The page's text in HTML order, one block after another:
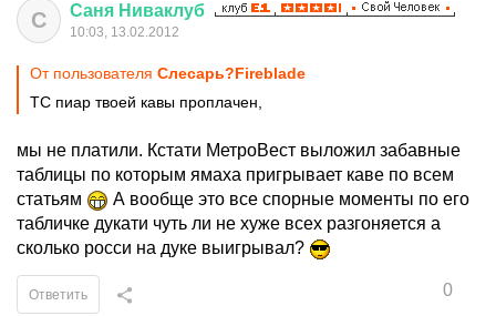
С Саня Ниваклуб
10:03, 13.02.2012
От пользователя Слесарь?Fireblade
ТС пиар твоей кавы проплачен,
мы не платили. Кстати МетроВест выложил забавные
таблицы по которым ямаха пригрывает каве по всем
статьям
А вообще это все спорные моменты по его
табличке дукати чуть ли не хуже всех разгоняется а
сколько росси на дуке выигрывал?
0
Ответить